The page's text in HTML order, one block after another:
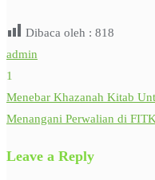
Dibaca oleh : 818
admin
1
Post
Menebar Khazanah Kitab
Menangani Perwalian di
Leave a Reply